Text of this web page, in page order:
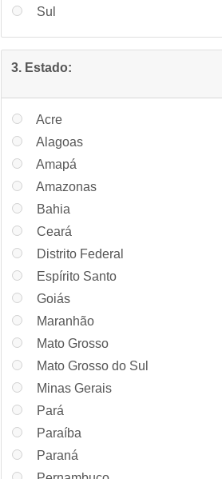
Sul
3. Estado:
Acre
Alagoas
Amapá
Amazonas
Bahia
Ceará
Distrito Federal
Espírito Santo
Goiás
Maranhão
Mato Grosso
Mato Grosso do Sul
Minas Gerais
Pará
Paraíba
Paraná